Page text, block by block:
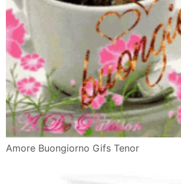
Amore Buongiorno Gifs Tenor